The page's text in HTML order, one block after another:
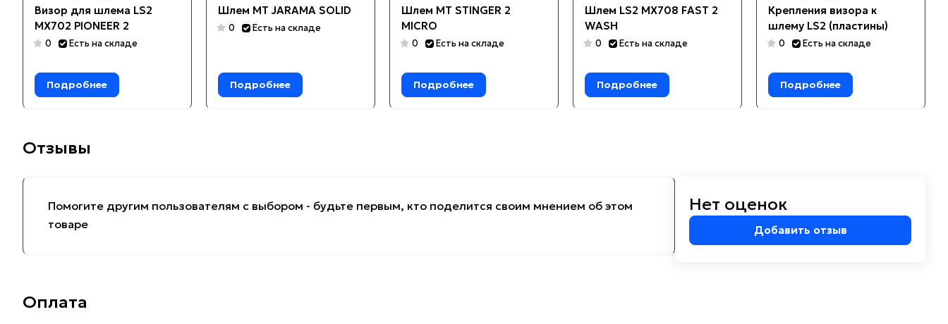
Визор для шлема LS2
MX702 PIONEER 2
0 Есть на складе
Подробнее
Шлем MT JARAMA SOLID
0 Есть на складе
Подробнее
Шлем MT STINGER 2
MICRO
0 Есть на складе
Подробнее
Шлем LS2 MX708 FAST 2
WASH
0 Есть на складе
Подробнее
Крепления визора к
шлему LS2 (пластины)
0 Есть на складе
Подробнее
Отзывы
Помогите другим пользователям с выбором - будьте первым, кто поделится своим мнением об этом
товаре
Нет оценок
Добавить отзыв
Оплата